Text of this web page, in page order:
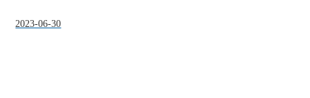
2023-06-30